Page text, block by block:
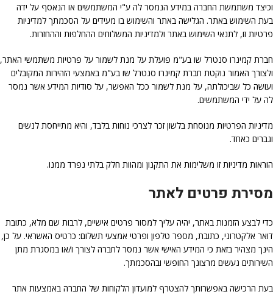
וכיצד משתמשת החברה במידע הנמסר לה ע"י המשתמשים או הנאסף על ידה
בעת השימוש באתר. הגלישה באתר והשימוש בו מעידים על הסכמתך למדיניות
פרטיות זו, לתנאי השימוש באתר ולמדיניות המשלוחים ההחלפות וההחזרות.
חברת קמינרו סנטרל שו בע"מ פועלת על מנת לשמור על פרטיות משתמשי האתר,
ולצורך האמור נוקטת חברת קמינרו סנטרל שו בע"מ באמצעי הזהירות המקובלים
ועושה כל שביכולתה, על מנת לשמור ככל האפשר, על סודיות המידע אשר נמסר
לה על ידי המשתמשים.
מדיניות הפרטיות מנוסחת בלשון זכר לצרכי נוחות בלבד, והיא מתייחסת לנשים
וגברים כאחד.
הוראות מדיניות זו משלימות את התקנון ומהוות חלק בלתי נפרד ממנו.
מסירת פרטים לאתר
כדי לבצע הזמנות באתר, יהיה עליך למסור פרטים אישיים, לרבות שם מלא, כתובת
דואר אלקטרוני, כתובת, מספר טלפון ופרטי אמצעי תשלום: כרטיס האשראי. על כן,
הינך מצהיר בזאת כי המידע האישי אשר נמסר לחברה לצורך ו/או במסגרת מתן
השירותים נעשים מרצונך החופשי ובהסכמתך.
בעת הרכישה באפשרותך להצטרף למועדון הלקוחות של החברה באמצעות אתר